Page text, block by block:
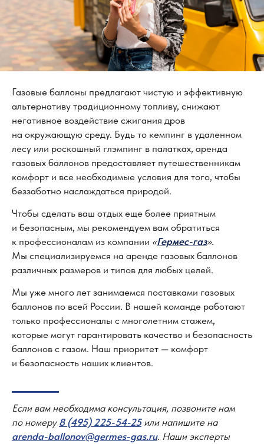
Газовые баллоны предлагают чистую и эффективную
альтернативу традиционному топливу, снижают
негативное воздействие сжигания дров
на окружающую среду. Будь то кемпинг в удаленном
лесу или роскошный глэмпинг в палатках, аренда
газовых баллонов предоставляет путешественникам
комфорт и все необходимые условия для того, чтобы
беззаботно наслаждаться природой.
Чтобы сделать ваш отдых еще более приятным
и безопасным, мы рекомендуем вам обратиться
к профессионалам из компании «Гермес-газ».
Мы специализируемся на аренде газовых баллонов
различных размеров и типов для любых целей.
Мы уже много лет занимаемся поставками газовых
баллонов по всей России. В нашей команде работают
только профессионалы с многолетним стажем,
которые могут гарантировать качество и безопасность
баллонов с газом. Наш приоритет — комфорт
и безопасность наших клиентов.
Если вам необходима консультация, позвоните нам
по номеру 8 (495) 225-54-25или напишите на
arenda-ballonov@germes-gas.ru. Наши эксперты
О компании
Стоимость аренды
Преимущества
Калькулятор
Блог
© 2008–2026 «Гермес-газ»
Политика конфиденциальности
8 (800) 555-65-59
Сотрудничество
Этапы работы
Контакты
8 (495) 225-54-25
Заказать звонок